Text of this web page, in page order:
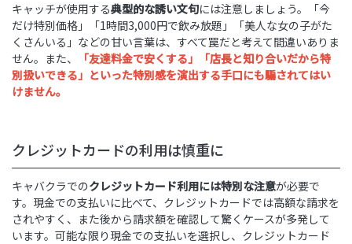
キャッチが使用する典型的な誘い文句には注意しましょう。「今
だけ特別価格」「1時間3,000円で飲み放題」「美人な女の子がた
くさんいる」などの甘い言葉は、すべて罠だと考えて間違いありま
せん。また、
「友達料金で安くする」「店長と知り合いだから特
別扱いできる」といった特別感を演出する手口にも騙されてはい
けません。
クレジットカードの利用は慎重に
キャバクラでのクレジットカード利用には特別な注意が必要で
す。現金での支払いに比べて、クレジットカードでは高額な請求を
されやすく、また後から請求額を確認して驚くケースが多発して
います。可能な限り現金での支払いを選択し、クレジットカード